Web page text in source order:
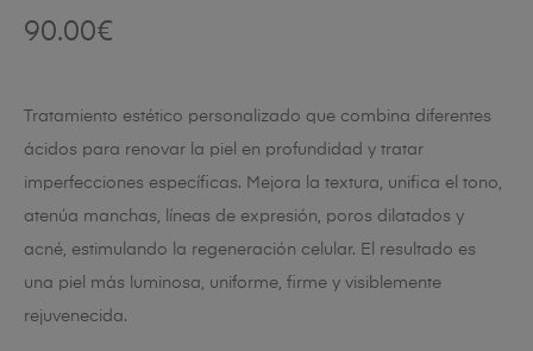
90.00€
Tratamiento estético personalizado que combina diferentes
ácidos para renovar la piel en profundidad y tratar
imperfecciones específicas. Mejora la textura, unifica el tono,
atenúa manchas, líneas de expresión, poros dilatados y
acné, estimulando la regeneración celular. El resultado es
una piel más luminosa, uniforme, firme y visiblemente
rejuvenecida.